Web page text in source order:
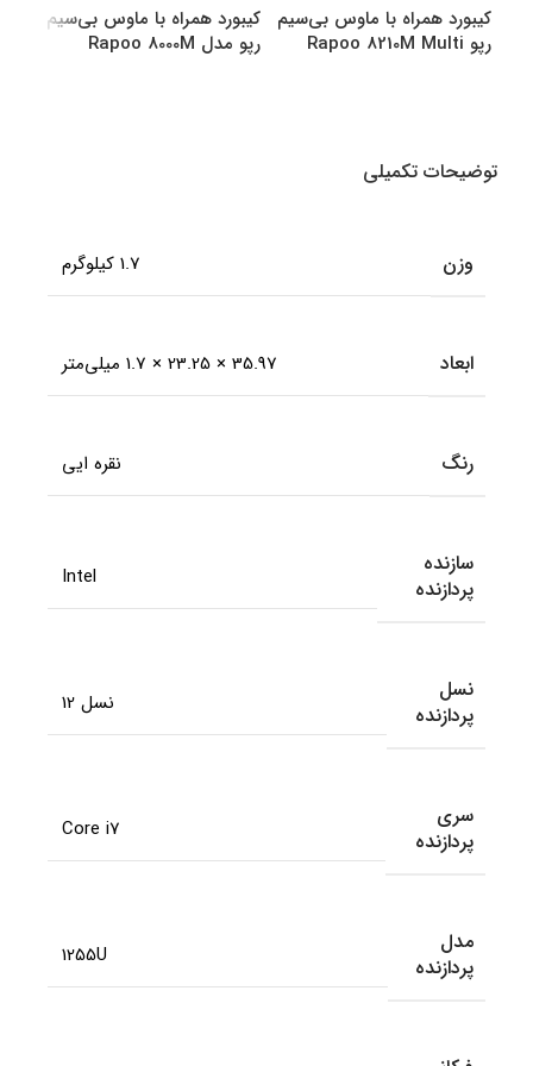
کیبورد همراه با ماوس بی‌سیم
رپو Rapoo 8210M Multi
کیبورد همراه با ماوس بی‌سیم
رپو مدل Rapoo 8000M
توضیحات تکمیلی
وزن 1.7 کیلوگرم
ابعاد 35.97 × 23.25 × 1.7 میلی‌متر
رنگ نقره ایی
سازنده
پردازنده
Intel
نسل
پردازنده
نسل 12
سری
پردازنده
Core i7
مدل
پردازنده
1255U